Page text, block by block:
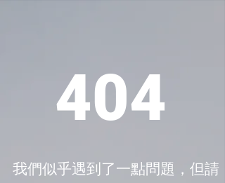
404
我們似乎遇到了一點問題，但請